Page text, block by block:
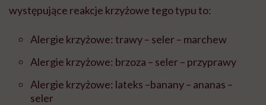
występujące reakcje krzyżowe tego typu to:
Alergie krzyżowe: trawy – seler – marchew
Alergie krzyżowe: brzoza – seler – przyprawy
Alergie krzyżowe: lateks –banany – ananas –
seler